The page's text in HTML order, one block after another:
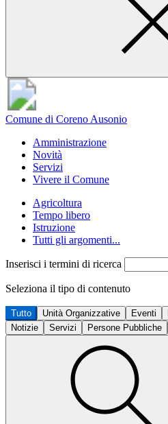
Comune di Coreno Ausonio
Amministrazione
Novità
Servizi
Vivere il Comune
Agricoltura
Tempo libero
Istruzione
Tutti gli argomenti...
Inserisci i termini di ricerca
Seleziona il tipo di contenuto
Tutto Unità Organizzative Eventi
Notizie
Servizi Persone Pubbliche